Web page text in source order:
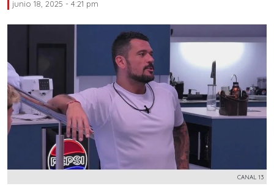
junio 18, 2025 - 4:21 pm
CANAL 13